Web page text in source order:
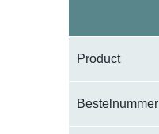
Product
Bestelnummer